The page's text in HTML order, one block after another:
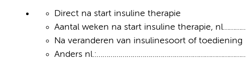
Direct na start insuline therapie
Aantal weken na start insuline therapie,
Na veranderen van insulinesoort of toediening
Anders